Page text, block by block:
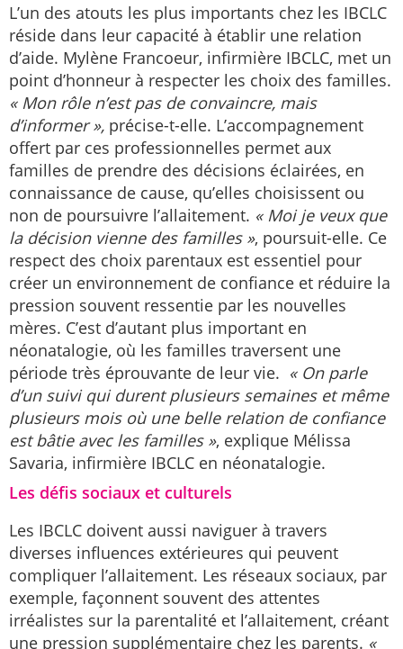
L’un des atouts les plus importants chez les IBCLC
réside dans leur capacité à établir une relation
d’aide. Mylène Francoeur, infirmière IBCLC, met un
point d’honneur à respecter les choix des familles.
« Mon rôle n’est pas de convaincre, mais
d’informer », précise-t-elle. L’accompagnement
offert par ces professionnelles permet aux
familles de prendre des décisions éclairées, en
connaissance de cause, qu’elles choisissent ou
non de poursuivre l’allaitement. « Moi je veux que
la décision vienne des familles », poursuit-elle. Ce
respect des choix parentaux est essentiel pour
créer un environnement de confiance et réduire la
pression souvent ressentie par les nouvelles
mères. C’est d’autant plus important en
néonatalogie, où les familles traversent une
période très éprouvante de leur vie. « On parle
d’un suivi qui durent plusieurs semaines et même
plusieurs mois où une belle relation de confiance
est bâtie avec les familles », explique Mélissa
Savaria, infirmière IBCLC en néonatalogie.
Les défis sociaux et culturels
Les IBCLC doivent aussi naviguer à travers
diverses influences extérieures qui peuvent
compliquer l’allaitement. Les réseaux sociaux, par
exemple, façonnent souvent des attentes
irréalistes sur la parentalité et l’allaitement, créant
une pression supplémentaire chez les parents. «